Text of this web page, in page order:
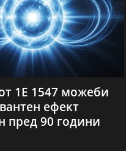
1E 1547 можеби
ефект
пред 90 години